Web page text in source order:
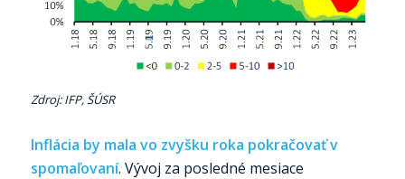
Zdroj: IFP, ŠÚSR
Inflácia by mala vo zvyšku roka pokračovať v
spomaľovaní. Vývoj za posledné mesiace